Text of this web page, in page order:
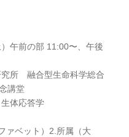
前の部 11:00〜、午後
所 融合型生命科学総合
講堂
体応答学
ァベット）2.所属（大